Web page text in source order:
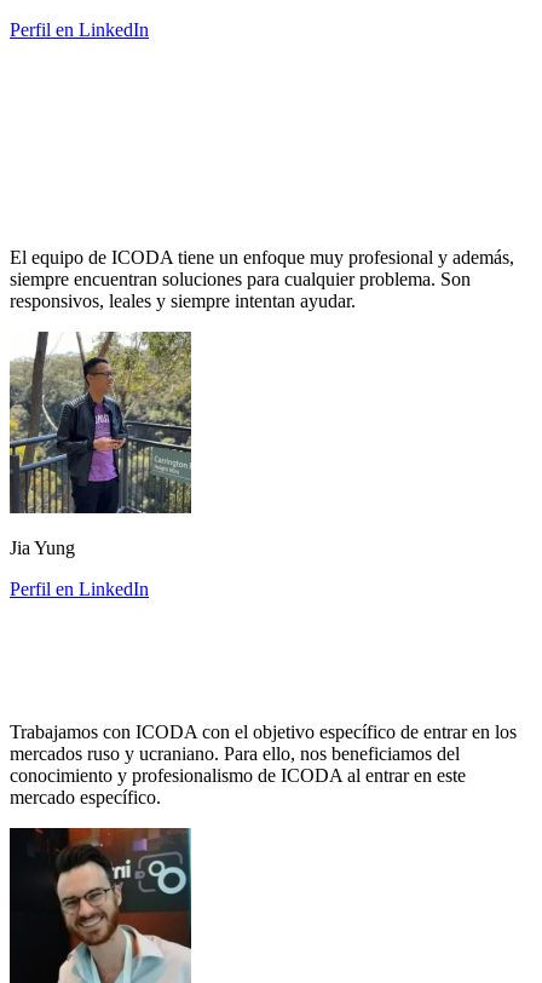
Perfil en LinkedIn
El equipo de ICODA tiene un enfoque muy profesional y además,
siempre encuentran soluciones para cualquier problema. Son
responsivos, leales y siempre intentan ayudar.
Jia Yung
Perfil en LinkedIn
Trabajamos con ICODA con el objetivo específico de entrar en los
mercados ruso y ucraniano. Para ello, nos beneficiamos del
conocimiento y profesionalismo de ICODA al entrar en este
mercado específico.